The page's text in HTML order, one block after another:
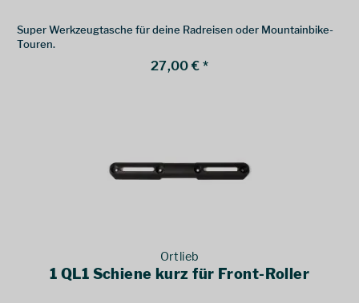
Super Werkzeugtasche für deine Radreisen oder Mountainbike-
Touren.
27,00 € *
Ortlieb
1 QL1 Schiene kurz für Front-Roller